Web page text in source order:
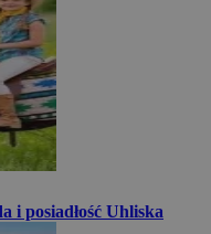
i posiadłość Uhliska